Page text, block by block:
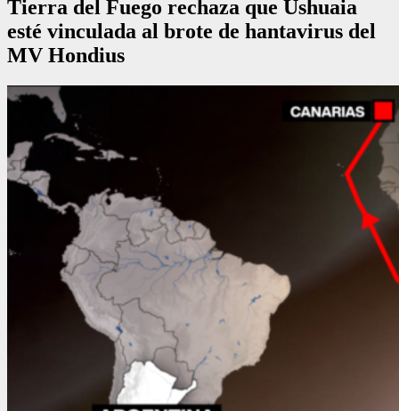
Tierra del Fuego rechaza que Ushuaia
esté vinculada al brote de hantavirus del
MV Hondius